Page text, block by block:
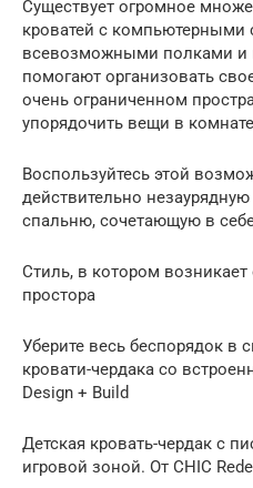
Существует огромное
кроватей с компьютерными
всевозможными полками и
помогают организовать
очень ограниченном
упорядочить вещи в
Воспользуйтесь этой
действительно
спальню, сочетающую в
Стиль, в котором
простора
Уберите весь беспорядок в
кровати-чердака со
Design + Build
Детская кровать-чердак с
игровой зоной. От CHIC